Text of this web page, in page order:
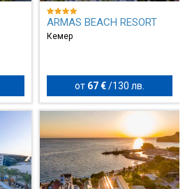
ARMAS BEACH RESORT
Кемер
от 67 €/ 130 лв.